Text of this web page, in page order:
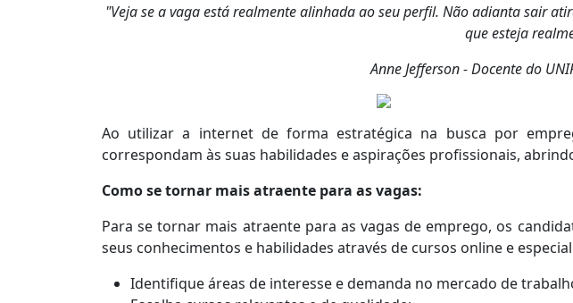
"Veja se a vaga está realmente alinhada ao seu perfil. Não adianta sair
que esteja
Anne Jefferson - Docente do
Ao utilizar a internet de forma estratégica na busca por
correspondam às suas habilidades e aspirações profissionais,
Como se tornar mais atraente para as vagas:
Para se tornar mais atraente para as vagas de emprego, os
seus conhecimentos e habilidades através de cursos online e
Identifique áreas de interesse e demanda no mercado de